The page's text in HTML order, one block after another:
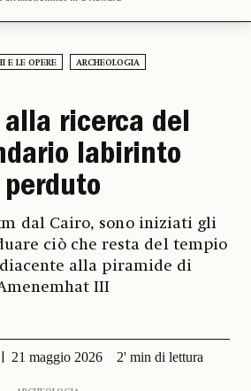
E LE OPERE ARCHEOLOGIA
ricerca del
labirinto
perduto
dal Cairo, sono iniziati gli
ciò che resta del tempio
alla piramide di
III
21 maggio 2026 2' min di lettura